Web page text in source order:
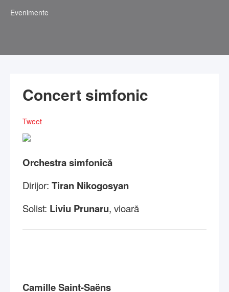
Evenimente
Concert simfonic
Tweet
Orchestra simfonică
Dirijor: Tiran Nikogosyan
Solist: Liviu Prunaru, vioară
Camille Saint-Saëns